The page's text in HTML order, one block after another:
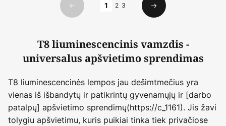
Ankstesnis
1 2 3
Kitas
T8 liuminescencinis vamzdis -
universalus apšvietimo sprendimas
T8 liuminescencinės lempos jau dešimtmečius yra
vienas iš išbandytų ir patikrintų gyvenamųjų ir [darbo
patalpų] apšvietimo sprendimų(https://c_1161). Jis žavi
tolygiu apšvietimu, kuris puikiai tinka tiek privačiose